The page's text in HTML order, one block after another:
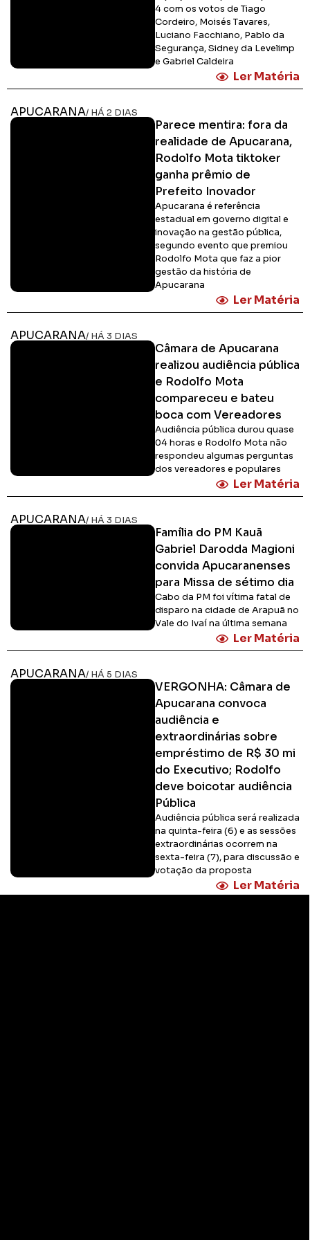
4 com os votos de Tiago
Cordeiro, Moisés Tavares,
Luciano Facchiano, Pablo da
Segurança, Sidney da Levelimp
e Gabriel Caldeira
Ler Matéria
APUCARANA/ HÁ 2 DIAS
Parece mentira: fora da
realidade de Apucarana,
Rodolfo Mota tiktoker
ganha prêmio de
Prefeito Inovador
Apucarana é referência
estadual em governo digital e
inovação na gestão pública,
segundo evento que premiou
Rodolfo Mota que faz a pior
gestão da história de
Apucarana
Ler Matéria
APUCARANA/ HÁ 3 DIAS
Câmara de Apucarana
realizou audiência pública
e Rodolfo Mota
compareceu e bateu
boca com Vereadores
Audiência pública durou quase
04 horas e Rodolfo Mota não
respondeu algumas perguntas
dos vereadores e populares
Ler Matéria
APUCARANA/ HÁ 3 DIAS
Família do PM Kauã
Gabriel Darodda Magioni
convida Apucaranenses
para Missa de sétimo dia
Cabo da PM foi vítima fatal de
disparo na cidade de Arapuã no
Vale do Ivaí na última semana
Ler Matéria
APUCARANA/ HÁ 5 DIAS
VERGONHA: Câmara de
Apucarana convoca
audiência e
extraordinárias sobre
empréstimo de R$ 30 mi
do Executivo; Rodolfo
deve boicotar audiência
Pública
Audiência pública será realizada
na quinta-feira (6) e as sessões
extraordinárias ocorrem na
sexta-feira (7), para discussão e
votação da proposta
Ler Matéria